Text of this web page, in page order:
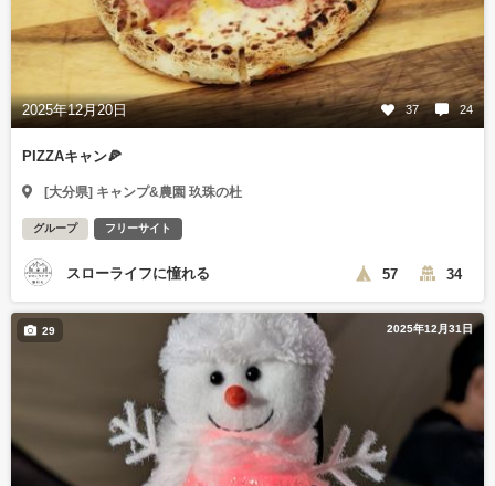
2025年12月20日 37 24
PIZZAキャン🍕
[大分県] キャンプ&農園 玖珠の杜
グループ フリーサイト
スローライフに憧れる 57 34
2025年12月31日
29